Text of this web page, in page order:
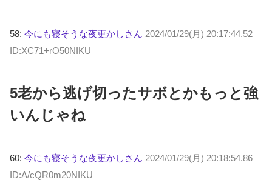
58: 今にも寝そうな夜更かしさん 2024/01/29(月) 20:17:44.52
ID:XC71+rO50NIKU
5老から逃げ切ったサボとかもっと強
いんじゃね
60: 今にも寝そうな夜更かしさん 2024/01/29(月) 20:18:54.86
ID:A/cQR0m20NIKU